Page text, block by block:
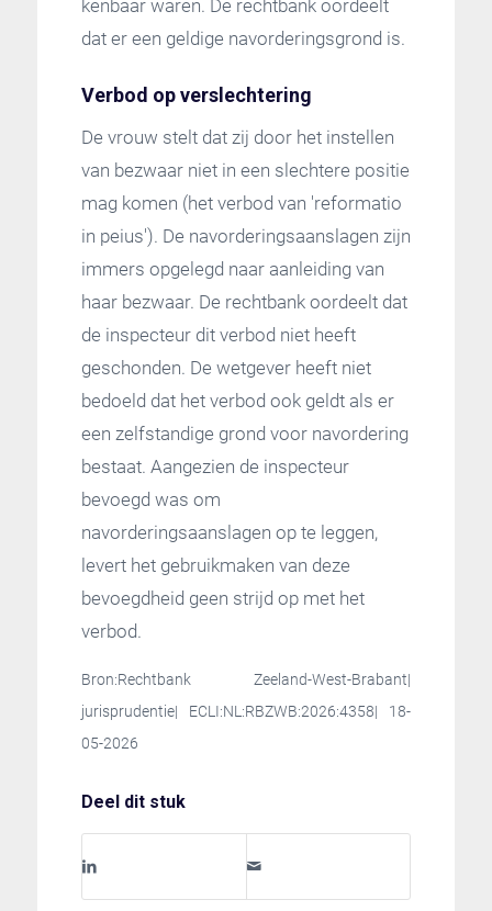
kenbaar waren. De rechtbank oordeelt
dat er een geldige navorderingsgrond is.
Verbod op verslechtering
De vrouw stelt dat zij door het instellen
van bezwaar niet in een slechtere positie
mag komen (het verbod van 'reformatio
in peius'). De navorderingsaanslagen zijn
immers opgelegd naar aanleiding van
haar bezwaar. De rechtbank oordeelt dat
de inspecteur dit verbod niet heeft
geschonden. De wetgever heeft niet
bedoeld dat het verbod ook geldt als er
een zelfstandige grond voor navordering
bestaat. Aangezien de inspecteur
bevoegd was om
navorderingsaanslagen op te leggen,
levert het gebruikmaken van deze
bevoegdheid geen strijd op met het
verbod.
Bron:Rechtbank Zeeland-West-Brabant|
jurisprudentie| ECLI:NL:RBZWB:2026:4358| 18-
05-2026
Deel dit stuk